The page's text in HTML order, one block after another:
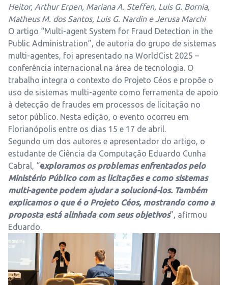
Heitor, Arthur Erpen, Mariana A. Steffen, Luis G. Bornia,
Matheus M. dos Santos, Luis G. Nardin e Jerusa Marchi
O artigo “Multi-agent System for Fraud Detection in the
Public Administration”, de autoria do grupo de sistemas
multi-agentes, foi apresentado na WorldCist 2025 –
conferência internacional na área de tecnologia. O
trabalho integra o contexto do Projeto Céos e propõe o
uso de sistemas multi-agente como ferramenta de apoio
à detecção de fraudes em processos de licitação no
setor público. Nesta edição, o evento ocorreu em
Florianópolis entre os dias 15 e 17 de abril.
Segundo um dos autores e apresentador do artigo, o
estudante de Ciência da Computação Eduardo Cunha
Cabral, “exploramos os problemas enfrentados pelo
Ministério Público com as licitações e como sistemas
multi-agente podem ajudar a solucioná-los. Também
explicamos o que é o Projeto Céos, mostrando como a
proposta está alinhada com seus objetivos”, afirmou
Eduardo.